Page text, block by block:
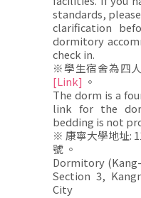
standards,
clarification
dormitory
check in.
※學生宿舍為四
[Link] 。
The dorm is a
link for the
bedding is not
※ 康寧大學地址:
號 。
Dormitory
Section 3,
City